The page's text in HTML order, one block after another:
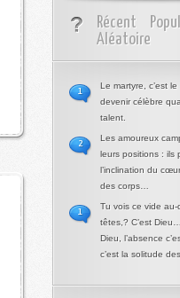
Récent
Aléatoire
Le martyre, c’est
devenir célèbre
talent.
1
Les amoureux
leurs positions : ils
l’inclination du
des corps…
2
Tu vois ce vide
têtes,? C’est
Dieu, l’absence
c’est la solitude
1